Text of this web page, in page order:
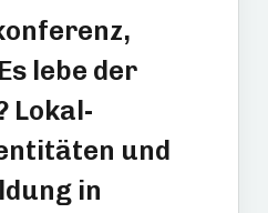
lebe der
Lokal-
und
in